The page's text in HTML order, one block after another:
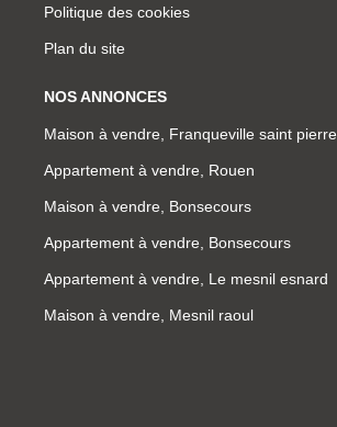
Politique des cookies
Plan du site
NOS ANNONCES
Maison à vendre, Franqueville saint pierre
Appartement à vendre, Rouen
Maison à vendre, Bonsecours
Appartement à vendre, Bonsecours
Appartement à vendre, Le mesnil esnard
Maison à vendre, Mesnil raoul